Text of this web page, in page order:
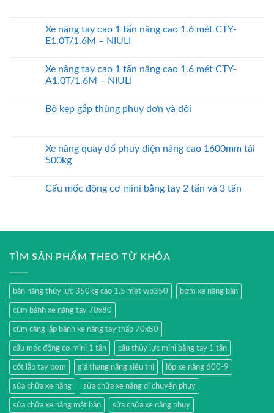
Xe nâng tay cao 1 tấn nâng cao 1.6 mét CTY-
E1.0T/1.6M – NIULI
Xe nâng tay cao 1 tấn nâng cao 1.6 mét CTY-
A1.0T/1.6M – NIULI
Bộ kẹp gắp thùng phuy đơn và đôi
Xe nâng quay đổ phuy điện nâng cao 1600mm tải
500kg
Cẩu mốc động cơ mini bằng tay 2 tấn và 3 tấn
TÌM SẢN PHẨM THEO TỪ KHÓA
bàn nâng thủy lực 350kg cao 1.5 mét wp350 bơm xe nâng bàn
cùm bánh xe nâng tay 70x80
cùm càng lắp bánh xe nâng tay thấp 70x80
cẩu móc động cơ mini 1 tấn cẩu thủy lực mini bằng tay 1 tấn
cốt lắp tay bơm giá thang nâng siêu thị lốp xe nâng 600-9
sửa chữa xe nâng sửa chữa xe nâng di chuyển phuy
sửa chữa xe nâng mặt bàn sửa chữa xe nâng phuy